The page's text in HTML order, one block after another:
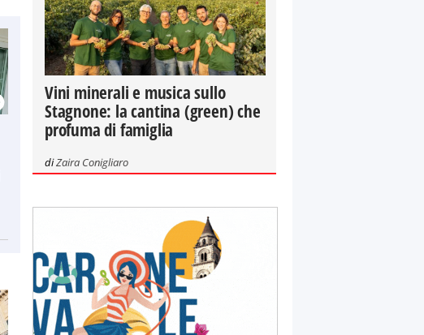
Vini minerali e musica sullo
Stagnone: la cantina (green) che
profuma di famiglia
diZaira Conigliaro